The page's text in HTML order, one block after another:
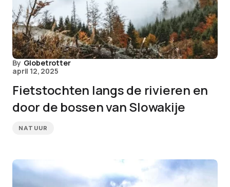
By Globetrotter
april 12, 2025
Fietstochten langs de rivieren en
door de bossen van Slowakije
NATUUR